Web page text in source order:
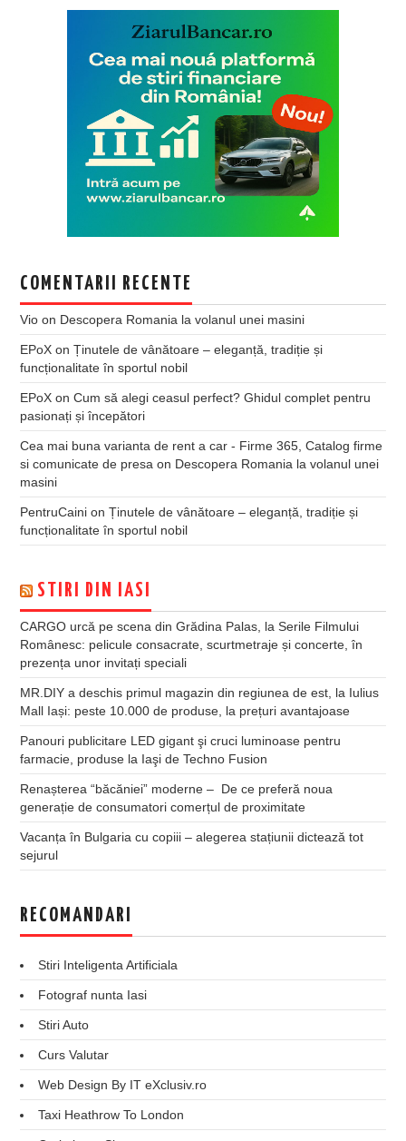
COMENTARII RECENTE
Vio on Descopera Romania la volanul unei masini
EPoX onȚinutele de vânătoare – eleganță, tradiție și
funcționalitate în sportul nobil
EPoX onCum să alegi ceasul perfect? Ghidul complet pentru
pasionați și începători
Cea mai buna varianta de rent a car - Firme 365, Catalog firme
si comunicate de presa on Descopera Romania la volanul unei
masini
PentruCaini onȚinutele de vânătoare – eleganță, tradiție și
funcționalitate în sportul nobil
STIRI DIN IASI
CARGO urcă pe scena din Grădina Palas, la Serile Filmului
Românesc: pelicule consacrate, scurtmetraje și concerte, în
prezența unor invitați speciali
MR.DIY a deschis primul magazin din regiunea de est, la Iulius
Mall Iași: peste 10.000 de produse, la prețuri avantajoase
Panouri publicitare LED gigant şi cruci luminoase pentru
farmacie, produse la Iaşi de Techno Fusion
Renașterea “băcăniei” moderne – De ce preferă noua
generație de consumatori comerțul de proximitate
Vacanța în Bulgaria cu copiii – alegerea stațiunii dictează tot
sejurul
RECOMANDARI
Stiri Inteligenta Artificiala
Fotograf nunta Iasi
Stiri Auto
Curs Valutar
Web Design By IT eXclusiv.ro
Taxi Heathrow To London